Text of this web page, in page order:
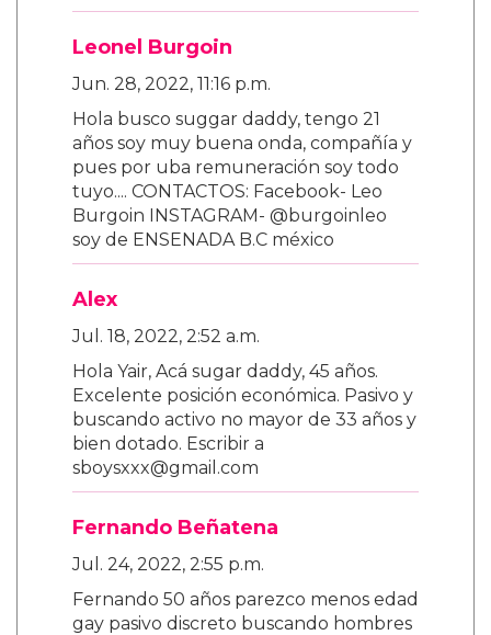
Leonel Burgoin
Jun. 28, 2022, 11:16 p.m.
Hola busco suggar daddy, tengo 21
años soy muy buena onda, compañía y
pues por uba remuneración soy todo
tuyo.... CONTACTOS: Facebook- Leo
Burgoin INSTAGRAM- @burgoinleo
soy de ENSENADA B.C méxico
Alex
Jul. 18, 2022, 2:52 a.m.
Hola Yair, Acá sugar daddy, 45 años.
Excelente posición económica. Pasivo y
buscando activo no mayor de 33 años y
bien dotado. Escribir a
sboysxxx@gmail.com
Fernando Beñatena
Jul. 24, 2022, 2:55 p.m.
Fernando 50 años parezco menos edad
gay pasivo discreto buscando hombres